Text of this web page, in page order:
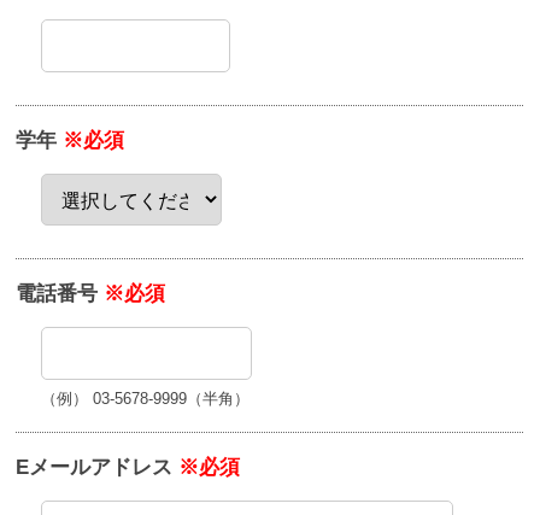
学年 ※必須
電話番号 ※必須
（例） 03-5678-9999（半角）
Eメールアドレス ※必須